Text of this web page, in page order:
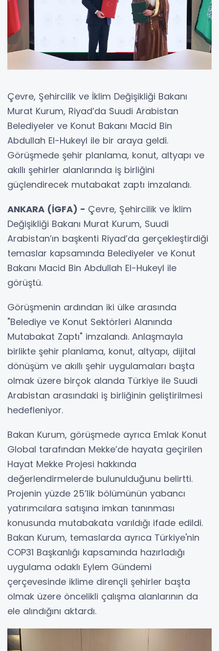
Çevre, Şehircilik ve İklim Değişikliği Bakanı
Murat Kurum, Riyad’da Suudi Arabistan
Belediyeler ve Konut Bakanı Macid Bin
Abdullah El-Hukeyl ile bir araya geldi.
Görüşmede şehir planlama, konut, altyapı ve
akıllı şehirler alanlarında iş birliğini
güçlendirecek mutabakat zaptı imzalandı.
ANKARA (İGFA) - Çevre, Şehircilik ve İklim
Değişikliği Bakanı Murat Kurum, Suudi
Arabistan’ın başkenti Riyad’da gerçekleştirdiği
temaslar kapsamında Belediyeler ve Konut
Bakanı Macid Bin Abdullah El-Hukeyl ile
görüştü.
Görüşmenin ardından iki ülke arasında
"Belediye ve Konut Sektörleri Alanında
Mutabakat Zaptı" imzalandı. Anlaşmayla
birlikte şehir planlama, konut, altyapı, dijital
dönüşüm ve akıllı şehir uygulamaları başta
olmak üzere birçok alanda Türkiye ile Suudi
Arabistan arasındaki iş birliğinin geliştirilmesi
hedefleniyor.
Bakan Kurum, görüşmede ayrıca Emlak Konut
Global tarafından Mekke’de hayata geçirilen
Hayat Mekke Projesi hakkında
değerlendirmelerde bulunulduğunu belirtti.
Projenin yüzde 25’lik bölümünün yabancı
yatırımcılara satışına imkan tanınması
konusunda mutabakata varıldığı ifade edildi.
Bakan Kurum, temaslarda ayrıca Türkiye'nin
COP31 Başkanlığı kapsamında hazırladığı
uygulama odaklı Eylem Gündemi
çerçevesinde iklime dirençli şehirler başta
olmak üzere öncelikli çalışma alanlarının da
ele alındığını aktardı.